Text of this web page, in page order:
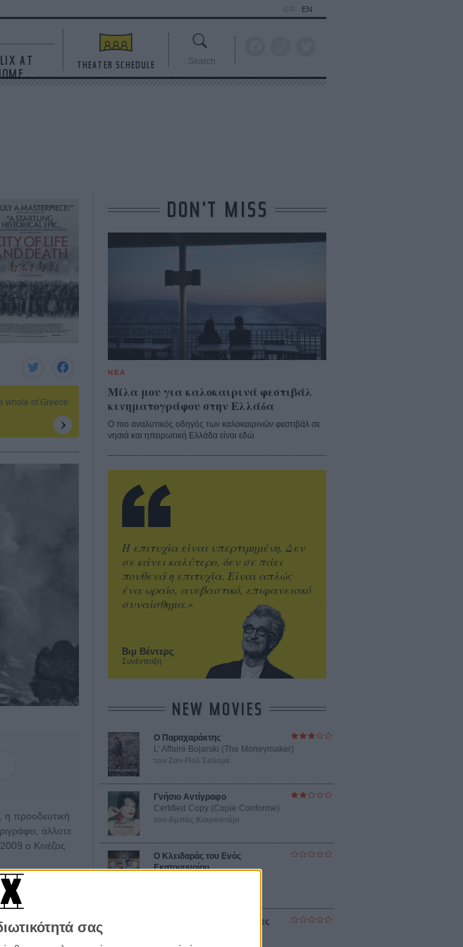
σας
AT
GR EN
THEATER SCHEDULE Search
whole of Greece
η προοδευτική
άλλοτε
ο Κινέζος
τους/τις
Ιαπωνίας
DON'T MISS
ΝΕΑ
Μίλα μου για καλοκαιρινά φεστιβάλ
κινηματογράφου στην Ελλάδα
Ο πιο αναλυτικός οδηγός των καλοκαιρινών φεστιβάλ σε
νησιά και ηπειρωτική Ελλάδα είναι εδώ
Βιμ Βέντερς
Συνέντευξη
Η επιτυχία είναι υπερτιμημένη. Δεν
σε κάνει καλύτερο, δεν σε πάει
πουθενά η επιτυχία. Είναι απλώς
ένα ωραίο, ανεβαστικό, επιφανειακό
συναίσθημα.»
NEW MOVIES
Ο Παραχαράκτης
L’ Affaire Bojarski (The Moneymaker)
του Ζαν-Πολ Σαλομέ
Γνήσιο Αντίγραφο
Certified Copy (Copie Conforme)
του Αμπάς Κιαροστάμι
Ο Κλειδαράς του Ενός
Εκατομμυρίου
Αυτό που Ξέρουν οι Γυναίκες
του Ρεέμ Κερισί